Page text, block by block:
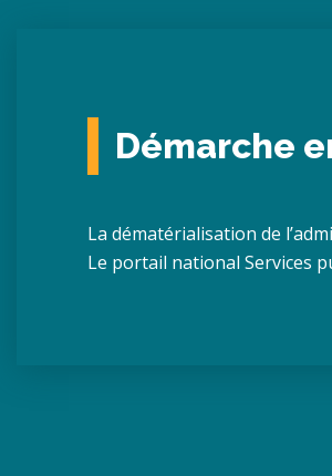
Démarche
La dématérialisation de
Le portail national Services